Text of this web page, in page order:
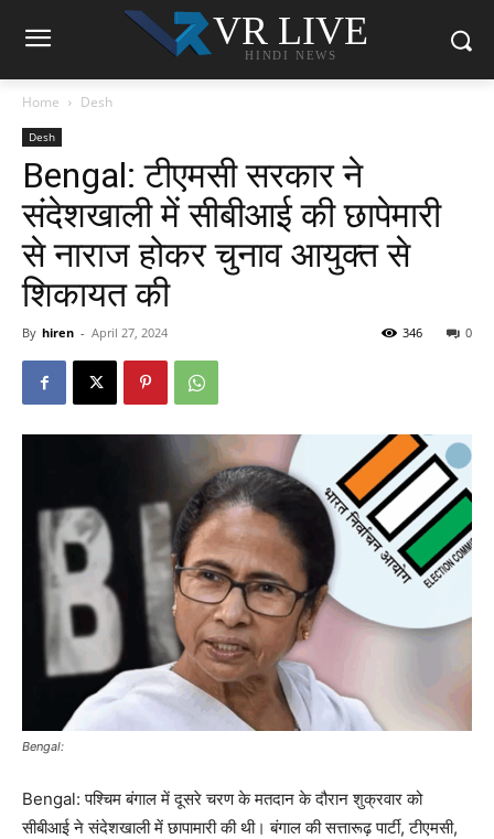
VR LIVE
HINDI NEWS
Home Desh
Desh
Bengal: टीएमसी सरकार ने
संदेशखाली में सीबीआई की छापेमारी
से नाराज होकर चुनाव आयुक्त से
शिकायत की
By hiren - April 27, 2024 0
346
Bengal:
Bengal: पश्चिम बंगाल में दूसरे चरण के मतदान के दौरान शुक्रवार को
सीबीआई ने संदेशखाली में छापामारी की थी। बंगाल की सत्तारूढ़ पार्टी, टीएमसी,